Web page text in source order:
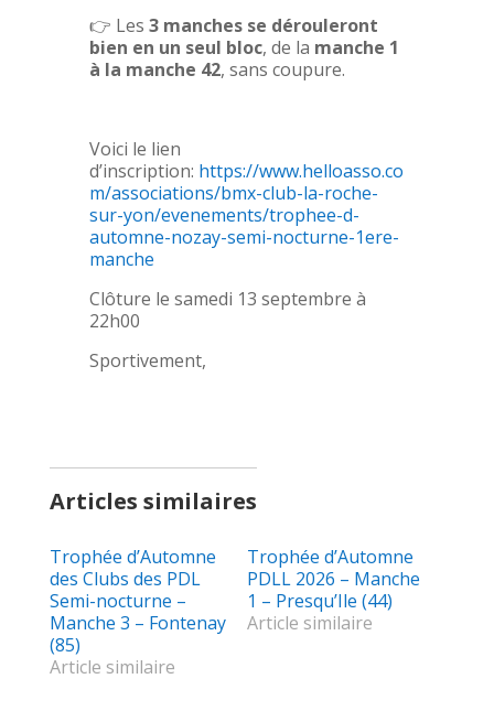
👉 Les 3 manches se dérouleront
bien en un seul bloc, de la manche 1
à la manche 42, sans coupure.
Voici le lien
d’inscription: https://www.helloasso.co
m/associations/bmx-club-la-roche-
sur-yon/evenements/trophee-d-
automne-nozay-semi-nocturne-1ere-
manche
Clôture le samedi 13 septembre à
22h00
Sportivement,
Articles similaires
Trophée d’Automne
des Clubs des PDL
Semi-nocturne –
Manche 3 – Fontenay
(85)
Article similaire
Trophée d’Automne
PDLL 2026 – Manche
1 – Presqu’Ile (44)
Article similaire